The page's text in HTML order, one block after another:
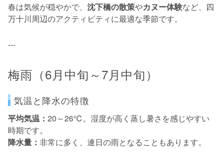
春は気候が穏やかで、 沈下橋の散策やカヌー体験など、四
万十川周辺のアクティビティに最適な季節です。
---
梅雨（6月中旬～7月中旬）
気温と降水の特徴
平均気温： 20～26℃。湿度が高く蒸し暑さを感じやすい
時期です。
降水量： 非常に多く、連日の雨となることもあります。